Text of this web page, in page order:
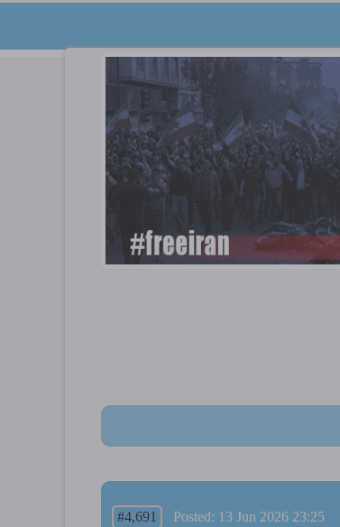
#4,691 Posted: 13 Jun 2026 23:25